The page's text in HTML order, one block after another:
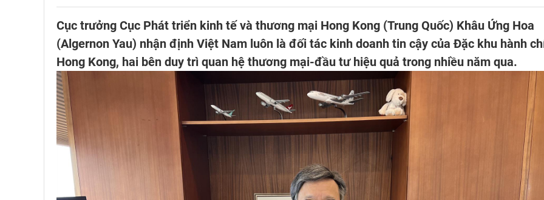
Cục trưởng Cục Phát triển kinh tế và thương mại Hong Kong (Trung Quốc) Khâu Ứng Hoa
(Algernon Yau) nhận định Việt Nam luôn là đối tác kinh doanh tin cậy của Đặc khu hành
Hong Kong, hai bên duy trì quan hệ thương mại-đầu tư hiệu quả trong nhiều năm qua.